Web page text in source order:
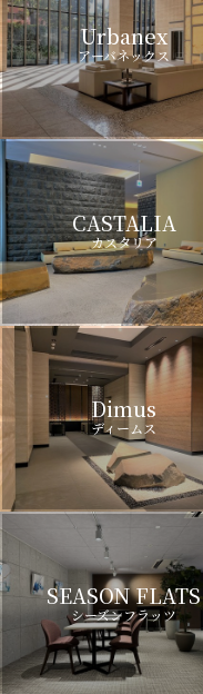
Urbanex
アーバネックス
CASTALIA
カスタリア
Dimus
ディームス
SEASON FLATS
シーズンフラッツ